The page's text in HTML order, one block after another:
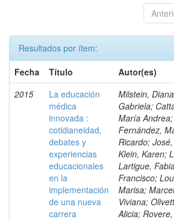
Resultados por ítem:
Fecha
Título
Autor(es)
2015
La educación
médica
innovada :
cotidianeidad,
debates y
experiencias
educacionales
en la
implementación
de una nueva
carrera
Milstein,
Gabriela;
María
Fernández,
Ricardo;
Klein, Karen;
Lartigue,
Francisco;
Marisa;
Viviana;
Alicia;